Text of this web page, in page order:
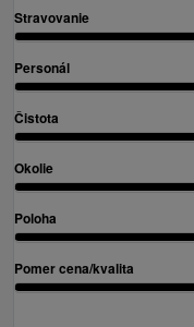
Stravovanie
Personál
Čistota
Okolie
Poloha
Pomer cena/kvalita